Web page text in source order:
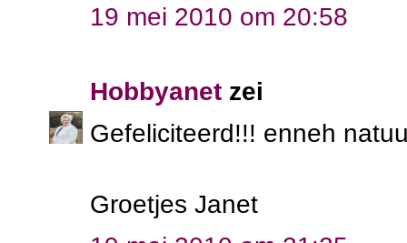
19 mei 2010 om 20:58
Hobbyanet zei
Gefeliciteerd!!! enneh
Groetjes Janet